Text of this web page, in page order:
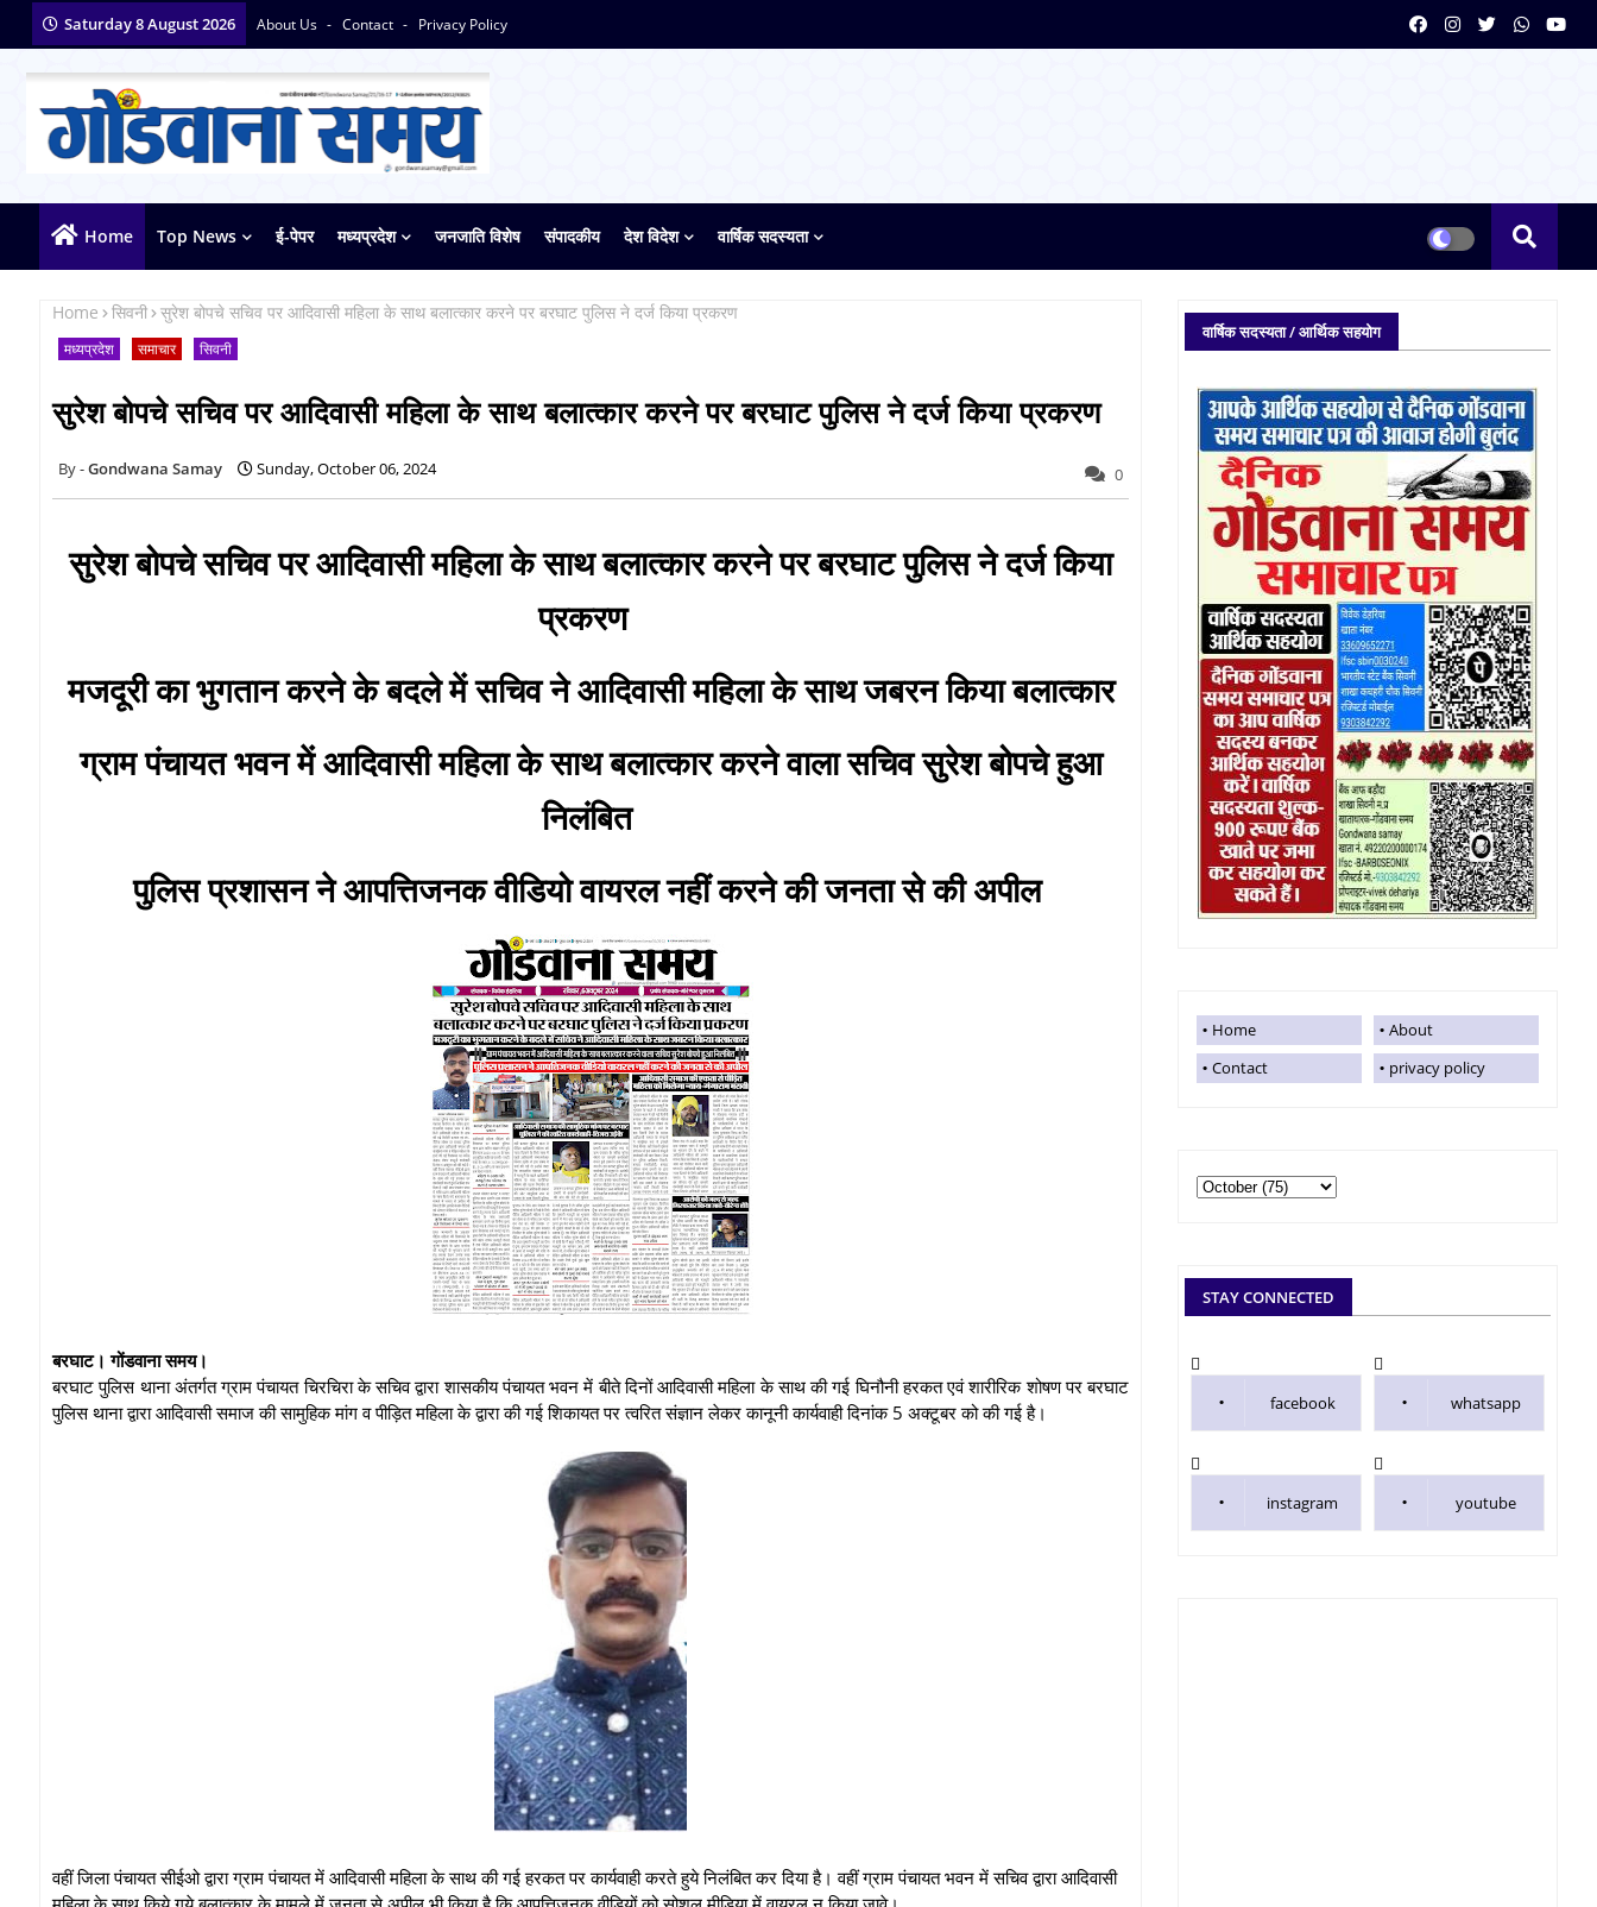
Saturday 8 August 2026 About Us Contact Privacy Policy
Home Top News ई-पेपर मध्यप्रदेश जनजाति विशेष संपादकीय देश विदेश वार्षिक सदस्यता
Home सिवनी सुरेश बोपचे सचिव पर आदिवासी महिला के साथ बलात्कार करने पर बरघाट पुलिस ने दर्ज किया प्रकरण
मध्यप्रदेश समाचार सिवनी
सुरेश बोपचे सचिव पर आदिवासी महिला के साथ बलात्कार करने पर बरघाट पुलिस ने दर्ज किया प्रकरण
Gondwana Samay Sunday, October 06, 2024 0
सुरेश बोपचे सचिव पर आदिवासी महिला के साथ बलात्कार करने पर बरघाट पुलिस ने दर्ज किया
प्रकरण
मजदूरी का भुगतान करने के बदले में सचिव ने आदिवासी महिला के साथ जबरन किया बलात्कार
ग्राम पंचायत भवन में आदिवासी महिला के साथ बलात्कार करने वाला सचिव सुरेश बोपचे हुआ
निलंबित
पुलिस प्रशासन ने आपत्तिजनक वीडियो वायरल नहीं करने की जनता से की अपील
बरघाट। गोंडवाना समय।
बरघाट पुलिस थाना अंतर्गत ग्राम पंचायत चिरचिरा के सचिव द्वारा शासकीय पंचायत भवन में बीते दिनों आदिवासी महिला के साथ की गई घिनौनी हरकत एवं शारीरिक शोषण पर बरघाट
पुलिस थाना द्वारा आदिवासी समाज की सामुहिक मांग व पीड़ित महिला के द्वारा की गई शिकायत पर त्वरित संज्ञान लेकर कानूनी कार्यवाही दिनांक 5 अक्टूबर को की गई है।
वहीं जिला पंचायत सीईओ द्वारा ग्राम पंचायत में आदिवासी महिला के साथ की गई हरकत पर कार्यवाही करते हुये निलंबित कर दिया है। वहीं ग्राम पंचायत भवन में सचिव द्वारा आदिवासी
वार्षिक सदस्यता / आर्थिक सहयोग
Home
About
Contact
privacy policy
STAY CONNECTED
facebook whatsapp
instagram youtube